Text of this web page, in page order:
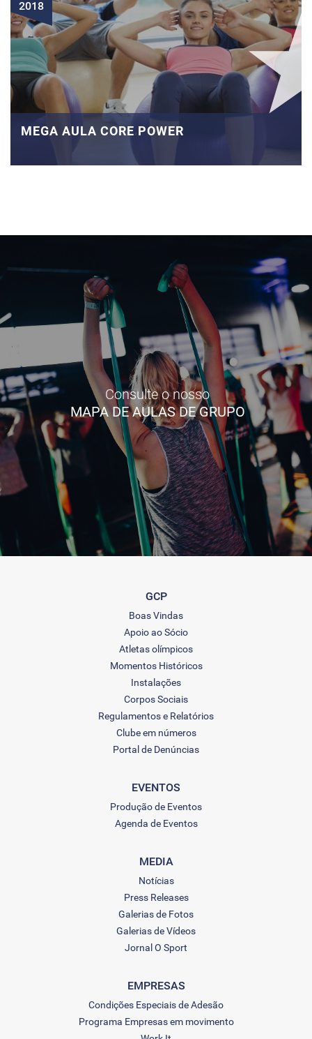
2018
MEGA AULA CORE POWER
Consulte o nosso
MAPA DE AULAS DE GRUPO
GCP
Boas Vindas
Apoio ao Sócio
Atletas olímpicos
Momentos Históricos
Instalações
Corpos Sociais
Regulamentos e Relatórios
Clube em números
Portal de Denúncias
EVENTOS
Produção de Eventos
Agenda de Eventos
MEDIA
Notícias
Press Releases
Galerias de Fotos
Galerias de Vídeos
Jornal O Sport
EMPRESAS
Condições Especiais de Adesão
Programa Empresas em movimento